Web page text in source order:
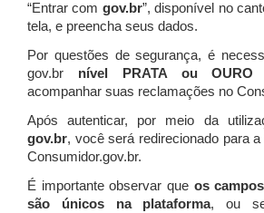
“Entrar com gov.br”, disponível no
tela, e preencha seus dados.
Por questões de segurança, é
gov.br nível PRATA ou OURO
acompanhar suas reclamações no
Após autenticar, por meio da
gov.br, você será redirecionado para
Consumidor.gov.br.
É importante observar que os
são únicos na plataforma, ou